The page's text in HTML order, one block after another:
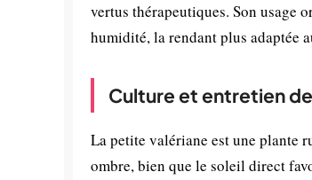
vertus thérapeutiques. Son usage
humidité, la rendant plus adaptée
Culture et entretien
La petite valériane est une plante
ombre, bien que le soleil direct